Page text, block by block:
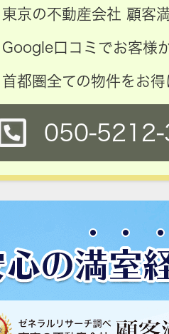
東京の不動産会社 顧客
Google口コミでお客様
首都圏全ての物件をお
050-